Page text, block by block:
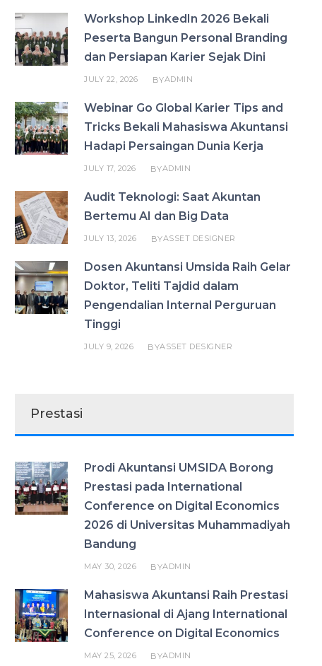
Workshop LinkedIn 2026 Bekali
Peserta Bangun Personal Branding
dan Persiapan Karier Sejak Dini
JULY 22, 2026 BYADMIN
Webinar Go Global Karier Tips and
Tricks Bekali Mahasiswa Akuntansi
Hadapi Persaingan Dunia Kerja
JULY 17, 2026 BYADMIN
Audit Teknologi: Saat Akuntan
Bertemu AI dan Big Data
JULY 13, 2026 BYASSET DESIGNER
Dosen Akuntansi Umsida Raih Gelar
Doktor, Teliti Tajdid dalam
Pengendalian Internal Perguruan
Tinggi
JULY 9, 2026 BYASSET DESIGNER
Prestasi
Prodi Akuntansi UMSIDA Borong
Prestasi pada International
Conference on Digital Economics
2026 di Universitas Muhammadiyah
Bandung
MAY 30, 2026 BYADMIN
Mahasiswa Akuntansi Raih Prestasi
Internasional di Ajang International
Conference on Digital Economics
MAY 25, 2026 BYADMIN